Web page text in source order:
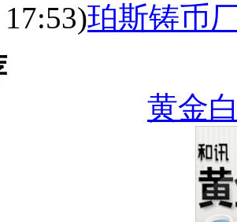
珀斯铸币
黄金